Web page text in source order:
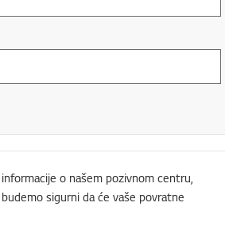
o našem pozivnom centru,
sigurni da će vaše povratne